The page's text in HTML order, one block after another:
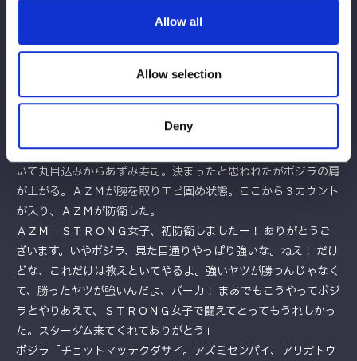
Allow all
Allow selection
Deny
ルトプレス。ＡＺＭがかわして頭にキック。ＡＺＭの突進をキャ
ッチし叩きつける。ＡＺＭが返すと、ボジラがパワー梵珠狙い。
ＡＺＭが反転して押さえ込む。返したボジラにＡＺＭはコーナー
Ｍが返すと、ボジラは持ち上げて旋回。ＡＺＭが切り返しカナデ
ィアンデストロイヤー。コーナーに上がるとセカンドから飛びつ
いて丸目込みからあずみ寿司。決まったと思われたがボジラの肩
が上がる。ＡＺＭが腕を取りエビ固め状態。ここから３カウント
が入り、ＡＺＭが防衛した。
ＡＺＭ「ＳＴＲＯＮＧ女子、初防衛しましたー！ ありがとうご
ざいます。いやボジラ、見た目通りやっぱり強いな。ねえ！ だけ
どな、これだけは教えといてやるよ。強いヤツが勝つんじゃなく
て、勝ったヤツが強いんだよ、バーカ！ まあでもこうやってボジ
ラとやりあえて、ＳＴＲＯＮＧ女子で闘えてとってもうれしかっ
た。スターダム来てくれてありがとう」
ボジラ「チョットマッテクダサイ。アズミセンパイ、アリガトウ